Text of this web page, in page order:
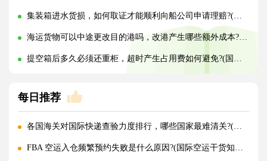
集装箱进水货损，如何取证才能顺利向船公司申请理赔?(国际海运干货知识分享)
海运货物可以中途更改目的港吗，改港产生哪些额外成本?(国际海运干货知识分享)
提空箱后多久必须还重柜，超时产生占用费如何避免?(国际海运干货知识分享)
每日推荐
各国海关对国际快递查验力度排行，哪些国家最难清关?(国际快递干货知识分享)
FBA 空运入仓频繁预约失败是什么原因?(国际空运干货知识分享)